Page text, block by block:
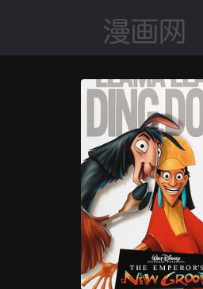
首页 动漫导航